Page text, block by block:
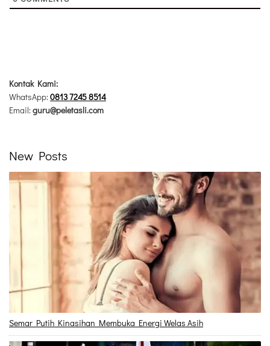
Kontak Kami:
WhatsApp:0813 7245 8514
Email:guru@peletasli.com
New Posts
Semar Putih Kinasihan Membuka Energi Welas Asih